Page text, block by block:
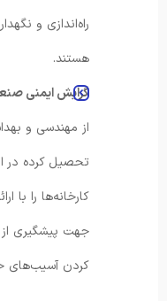
راه‌اندازی و
هستند.
گرایش ایمنی
از مهندسی و
تحصیل کرده در
کارخانه‌ها را با
جهت پیشگیری
کردن آسیب‌های